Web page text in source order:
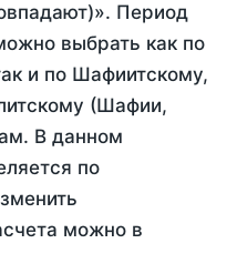
Период
выбрать как по
и по Шафиитскому,
(Шафии,
В данном
по
можно в